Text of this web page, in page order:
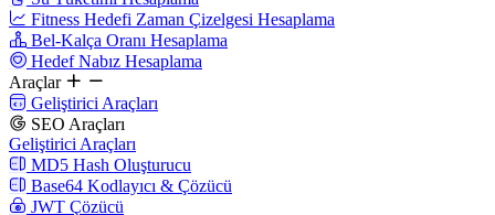
Fitness Hedefi Zaman Çizelgesi Hesaplama
Bel-Kalça Oranı Hesaplama
Hedef Nabız Hesaplama
Araçlar
Geliştirici Araçları
SEO Araçları
Geliştirici Araçları
MD5 Hash Oluşturucu
Base64 Kodlayıcı & Çözücü
JWT Çözücü